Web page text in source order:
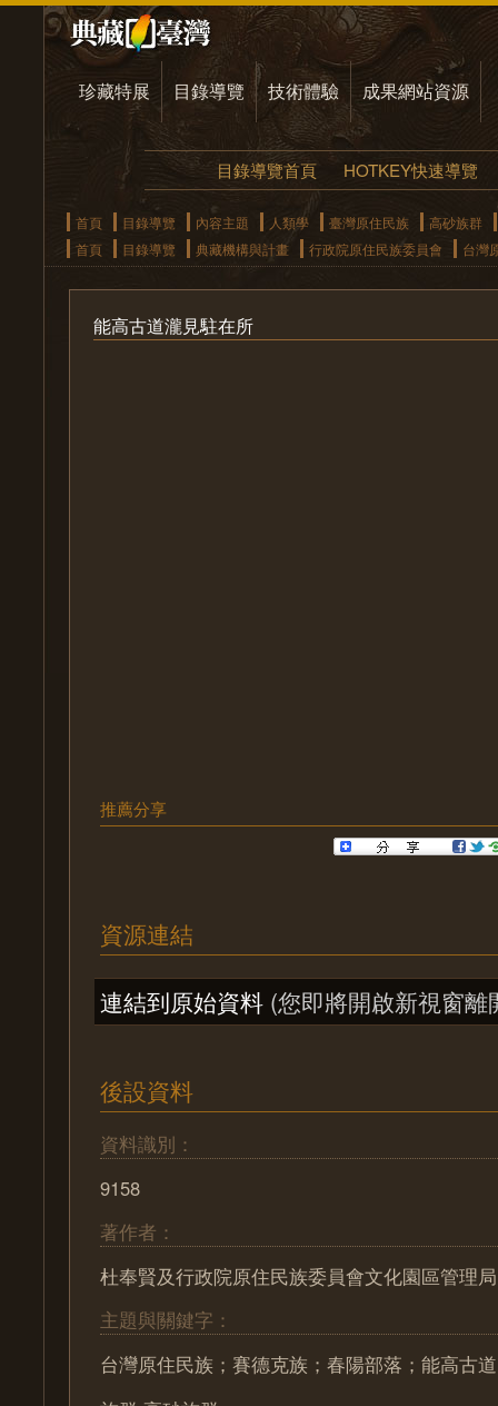
珍藏特展 目錄導覽 技術體驗 成果網站資源
目錄導覽首頁 HOTKEY快速導覽
首頁 目錄導覽 內容主題 人類學 臺灣原住民族
高砂族群
首頁
目錄導覽 典藏機構與計畫 行政院原住民族委員會 台灣
能高古道瀧見駐在所
推薦分享
資源連結
連結到原始資料 (您即將開啟新視窗離
後設資料
資料識別：
9158
著作者：
杜奉賢及行政院原住民族委員會文化園區管理局
主題與關鍵字：
台灣原住民族；賽德克族；春陽部落；能高古道